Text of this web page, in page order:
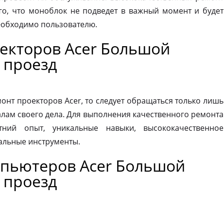
что моноблок не подведет в важный момент и будет
пользователю.
Acer Большой
проекторов Acer, то следует обращаться только лишь
своего дела. Для выполнения качественного ремонта
опыт, уникальные навыки, высококачественное
инструменты.
Acer Большой